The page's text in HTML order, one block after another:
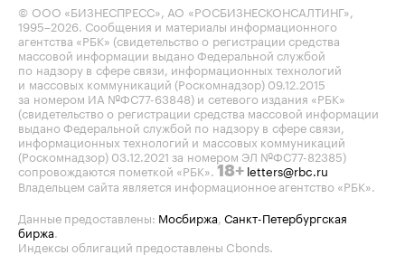
© ООО «БИЗНЕСПРЕСС», АО «РОСБИЗНЕСКОНСАЛТИНГ»,
1995–2026 . Сообщения и материалы информационного
агентства «РБК» (свидетельство о регистрации средства
массовой информации выдано Федеральной службой
по надзору в сфере связи, информационных технологий
и массовых коммуникаций (Роскомнадзор) 09.12.2015
за номером ИА №ФС77-63848) и сетевого издания «РБК»
(свидетельство о регистрации средства массовой информации
выдано Федеральной службой по надзору в сфере связи,
информационных технологий и массовых коммуникаций
(Роскомнадзор) 03.12.2021 за номером ЭЛ №ФС77-82385)
сопровождаются пометкой «РБК». 18+ letters@rbc.ru
Владельцем сайта является информационное агентство «РБК».
Данные предоставлены: Мосбиржа Санкт-Петербургская
биржа
Индексы облигаций предоставлены Cbonds.